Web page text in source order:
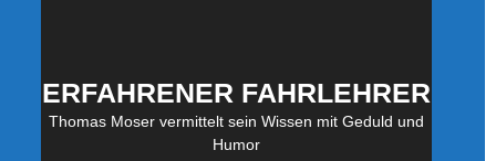
ERFAHRENER FAHRLEHRER
Thomas Moser vermittelt sein Wissen mit Geduld und
Humor